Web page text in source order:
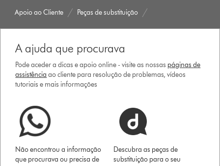
Apoio ao Cliente Peças de substituição
A ajuda que procurava
Pode aceder a dicas e apoio online - visite as nossas páginas de
assistência ao cliente para resolução de problemas, vídeos
tutoriais e mais informações
Não encontrou a informação
que procurava ou precisa de
Descubra as peças de
substituição para o seu